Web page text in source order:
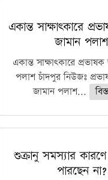
একান্ত সাক্ষাৎকারে
জামান পলাশ
একান্ত সাক্ষাৎকারে
পলাশ চাঁদপুর নিউজঃ
জামান পলাশ...
শুক্রানু সমস্যার
পারছেন না?